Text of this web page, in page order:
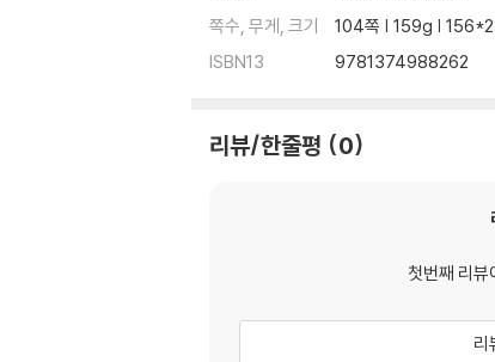
쪽수, 무게, 크기
104쪽 | 159g |
ISBN13
9781374988262
리뷰/한줄평 0
첫번째 리뷰
리